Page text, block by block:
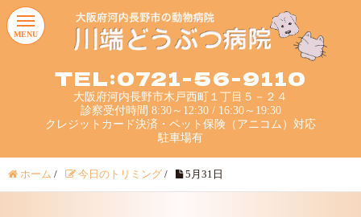
TEL:0721-56-9110
大阪府河内長野市木戸西町１丁目５－２４
診察受付時間 8:30～12:30 / 16:30～19:30
クレジットカード決済・ペット保険（アニコム）対応
駐車場有
MENU
ホーム / 今日のトリミング / 5月31日